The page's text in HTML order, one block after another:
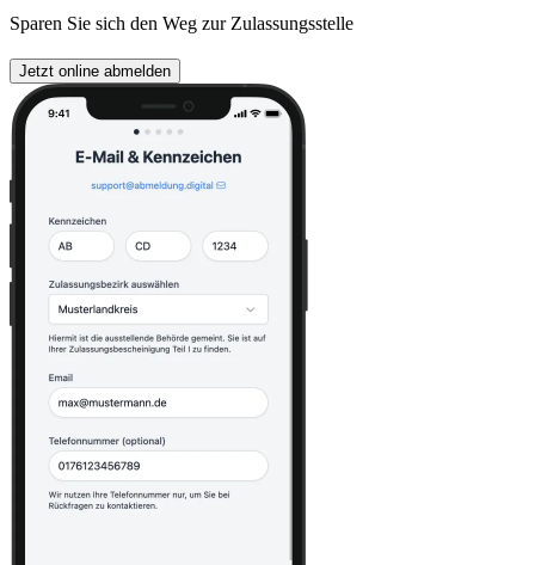
Sparen Sie sich den Weg zur Zulassungsstelle
Jetzt online abmelden